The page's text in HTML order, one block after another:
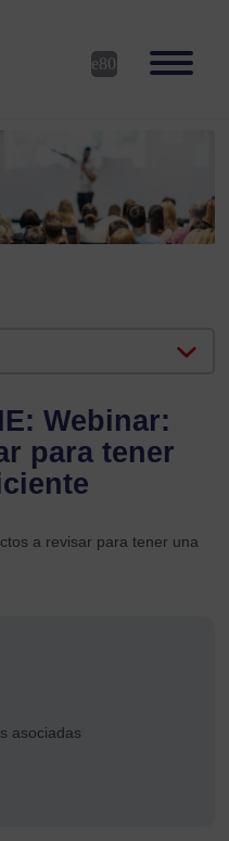
Webinar:
para tener
a revisar para tener una
asociadas